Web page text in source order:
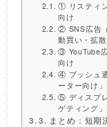
① リスティ
向け
② SNS広告
動買い・拡
③ YouTube
向け
④ プッシュ
ーター向け」
⑤ ディスプ
ゲティング」
3. まとめ：短期